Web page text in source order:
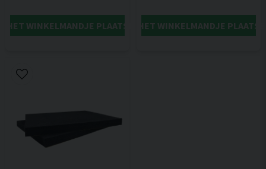
HET WINKELMANDJE PLAATSENIN HET WINKELMANDJE